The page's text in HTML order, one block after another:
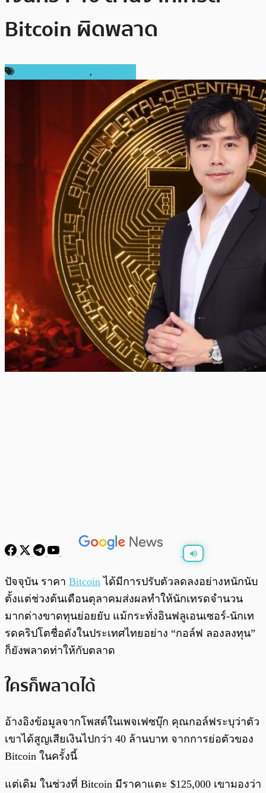
Bitcoin ผิดพลาด
,
0:00 0:00
ปัจจุบัน ราคา Bitcoin ได้มีการปรับตัวลดลงอย่างหนักนับ
ตั้งแต่ช่วงต้นเดือนตุลาคมส่งผลทำให้นักเทรดจำนวน
มากต่างขาดทุนย่อยยับ แม้กระทั่งอินฟลูเอนเซอร์-นักเท
รดคริปโตชื่อดังในประเทศไทยอย่าง “กอล์ฟ ลองลงทุน”
ก็ยังพลาดท่าให้กับตลาด
ใครก็พลาดได้
อ้างอิงข้อมูลจากโพสต์ในเพจเฟซบุ๊ก คุณกอล์ฟระบุว่าตัว
เขาได้สูญเสียเงินไปกว่า 40 ล้านบาท จากการย่อตัวของ
Bitcoin ในครั้งนี้
แต่เดิม ในช่วงที่ Bitcoin มีราคาแตะ $125,000 เขามองว่า